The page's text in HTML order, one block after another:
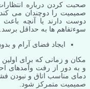
صحبت کردن درباره
صمیمیت را دوچندان می کند.
دوست دارند یا آنچه
سوءتفاهم ها به حداقل برسد.
ایجاد فضای آرام و
مکان و زمانی که برای
و به دور از رفت وآمدهای
دمای مناسب اتاق و نبودن
صمیمیت متمرکز شود.